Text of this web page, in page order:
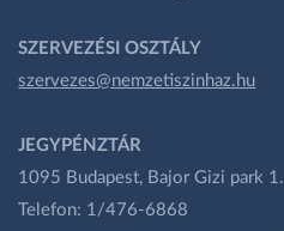
SZERVEZÉSI OSZTÁLY
szervezes@nemzetiszinhaz.hu
JEGYPÉNZTÁR
1095 Budapest, Bajor Gizi park 1.
Telefon: 1/476-6868